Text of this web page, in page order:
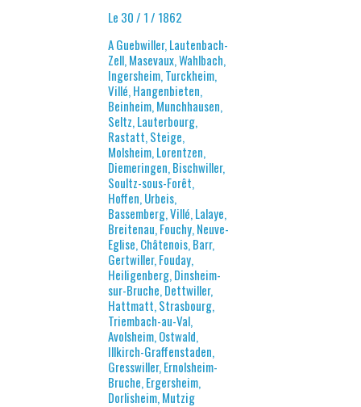
Le 30 / 1 / 1862
A Guebwiller, Lautenbach-
Zell, Masevaux, Wahlbach,
Ingersheim, Turckheim,
Villé, Hangenbieten,
Beinheim, Munchhausen,
Seltz, Lauterbourg,
Rastatt, Steige,
Molsheim, Lorentzen,
Diemeringen, Bischwiller,
Soultz-sous-Forêt,
Hoffen, Urbeis,
Bassemberg, Villé, Lalaye,
Breitenau, Fouchy, Neuve-
Eglise, Châtenois, Barr,
Gertwiller, Fouday,
Heiligenberg, Dinsheim-
sur-Bruche, Dettwiller,
Hattmatt, Strasbourg,
Triembach-au-Val,
Avolsheim, Ostwald,
Illkirch-Graffenstaden,
Gresswiller, Ernolsheim-
Bruche, Ergersheim,
Dorlisheim, Mutzig